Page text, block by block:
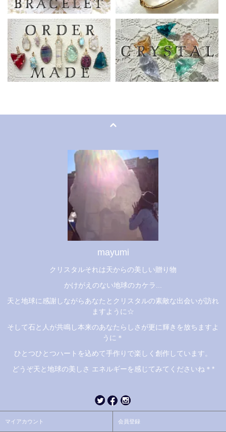
mayumi
クリスタルそれは天からの美しい贈り物
かけがえのない地球のカケラ...
天と地球に感謝しながらあなたとクリスタルの素敵な出会いが訪れ
ますように☆
そして石と人が共鳴し本来のあなたらしさが更に輝きを放ちますよ
うに＊
ひとつひとつハートを込めて手作りで楽しく創作しています。
どうぞ天と地球の美しさ エネルギーを感じてみてくださいね＊*
マイアカウント 会員登録